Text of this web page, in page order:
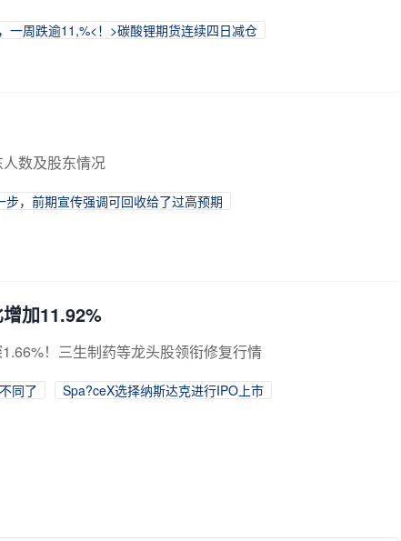
一周跌逾11,%<！>碳酸锂期货连续四日减仓
数及股东情况
步，前期宣传强调可回收给了过高预期
加11.92%
！三生制药等龙头股领衔修复行情
同了
Spa?ceX选择纳斯达克进行IPO上市